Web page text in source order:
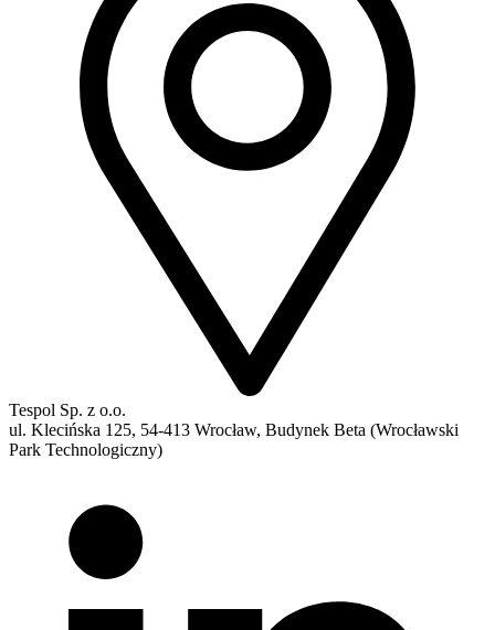
Tespol Sp. z o.o.
ul. Klecińska 125, 54-413 Wrocław, Budynek Beta (Wrocławski
Park Technologiczny)